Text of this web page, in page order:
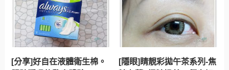
[分享]好自在液體衛生棉。
[隱眼]睛靚彩拋午茶系列-焦